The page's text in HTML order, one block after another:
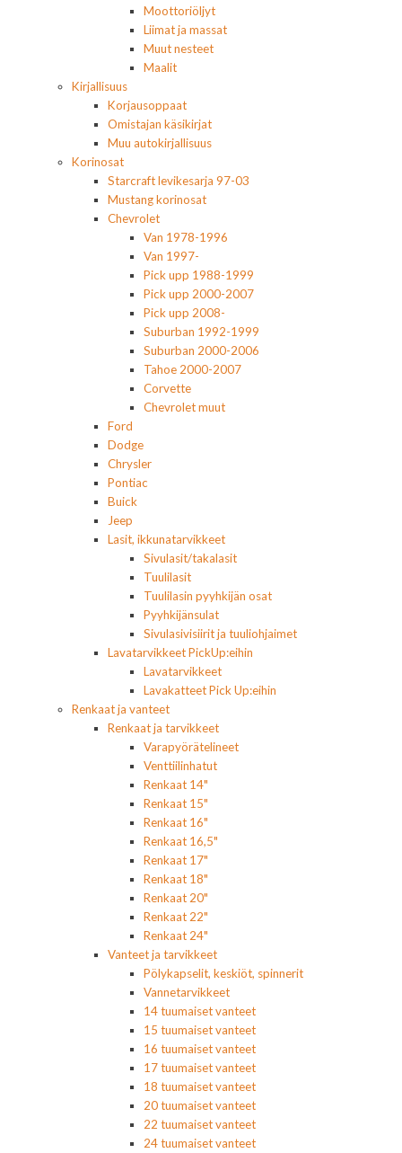
Moottoriöljyt
Liimat ja massat
Muut nesteet
Maalit
Kirjallisuus
Korjausoppaat
Omistajan käsikirjat
Muu autokirjallisuus
Korinosat
Starcraft levikesarja 97-03
Mustang korinosat
Chevrolet
Van 1978-1996
Van 1997-
Pick upp 1988-1999
Pick upp 2000-2007
Pick upp 2008-
Suburban 1992-1999
Suburban 2000-2006
Tahoe 2000-2007
Corvette
Chevrolet muut
Ford
Dodge
Chrysler
Pontiac
Buick
Jeep
Lasit, ikkunatarvikkeet
Sivulasit/takalasit
Tuulilasit
Tuulilasin pyyhkijän osat
Pyyhkijänsulat
Sivulasivisiirit ja tuuliohjaimet
Lavatarvikkeet PickUp:eihin
Lavatarvikkeet
Lavakatteet Pick Up:eihin
Renkaat ja vanteet
Renkaat ja tarvikkeet
Varapyörätelineet
Venttiilinhatut
Renkaat 14"
Renkaat 15"
Renkaat 16"
Renkaat 16,5"
Renkaat 17"
Renkaat 18"
Renkaat 20"
Renkaat 22"
Renkaat 24"
Vanteet ja tarvikkeet
Pölykapselit, keskiöt, spinnerit
Vannetarvikkeet
14 tuumaiset vanteet
15 tuumaiset vanteet
16 tuumaiset vanteet
17 tuumaiset vanteet
18 tuumaiset vanteet
20 tuumaiset vanteet
22 tuumaiset vanteet
24 tuumaiset vanteet